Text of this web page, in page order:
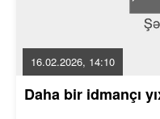
16.02.2026, 14:10
Daha bir idmançı